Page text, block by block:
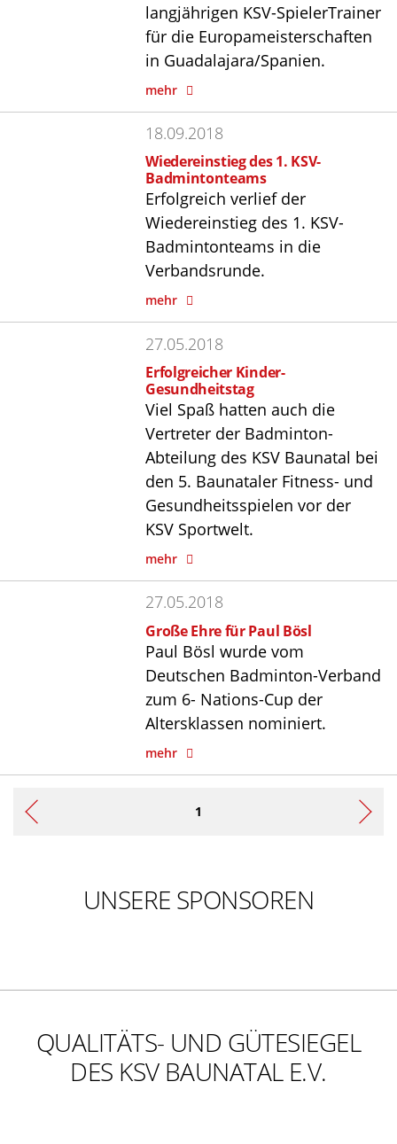
langjährigen KSV-SpielerTrainer
für die Europameisterschaften
in Guadalajara/Spanien.
mehr
18.09.2018
Wiedereinstieg des 1. KSV-
Badmintonteams
Erfolgreich verlief der
Wiedereinstieg des 1. KSV-
Badmintonteams in die
Verbandsrunde.
mehr
27.05.2018
Erfolgreicher Kinder-
Gesundheitstag
Viel Spaß hatten auch die
Vertreter der Badminton-
Abteilung des KSV Baunatal bei
den 5. Baunataler Fitness- und
Gesundheitsspielen vor der
KSV Sportwelt.
mehr
27.05.2018
Große Ehre für Paul Bösl
Paul Bösl wurde vom
Deutschen Badminton-Verband
zum 6- Nations-Cup der
Altersklassen nominiert.
mehr
1
UNSERE SPONSOREN
QUALITÄTS- UND GÜTESIEGEL
DES KSV BAUNATAL E.V.